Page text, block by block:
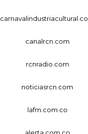
canalrcn.com
rcnradio.com
noticiasrcn.com
lafm.com.co